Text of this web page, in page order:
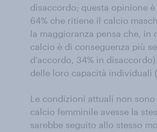
disaccordo; questa opinione
64% che ritiene il calcio
la maggioranza pensa che,
calcio è di conseguenza più
d’accordo, 34% in
delle loro capacità individuali
Le condizioni attuali non
calcio femminile avesse la
sarebbe seguito allo stesso